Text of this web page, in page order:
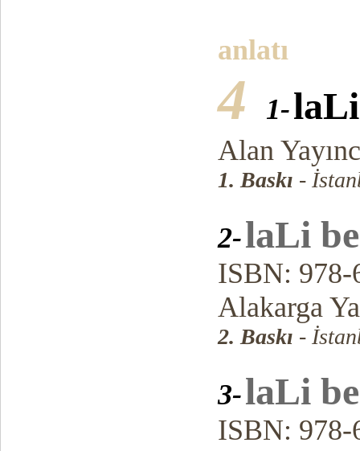
anlatı
4 1-
Alan
1. Baskı -
2-laLi
ISBN: 978-
Alakarga
2. Baskı -
3-laLi
ISBN: 978-